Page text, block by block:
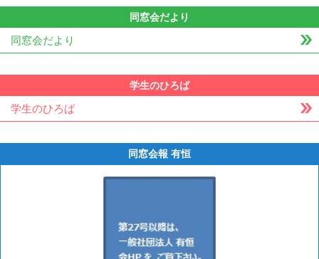
同窓会だより
同窓会だより
学生のひろば
学生のひろば
同窓会報 有恒